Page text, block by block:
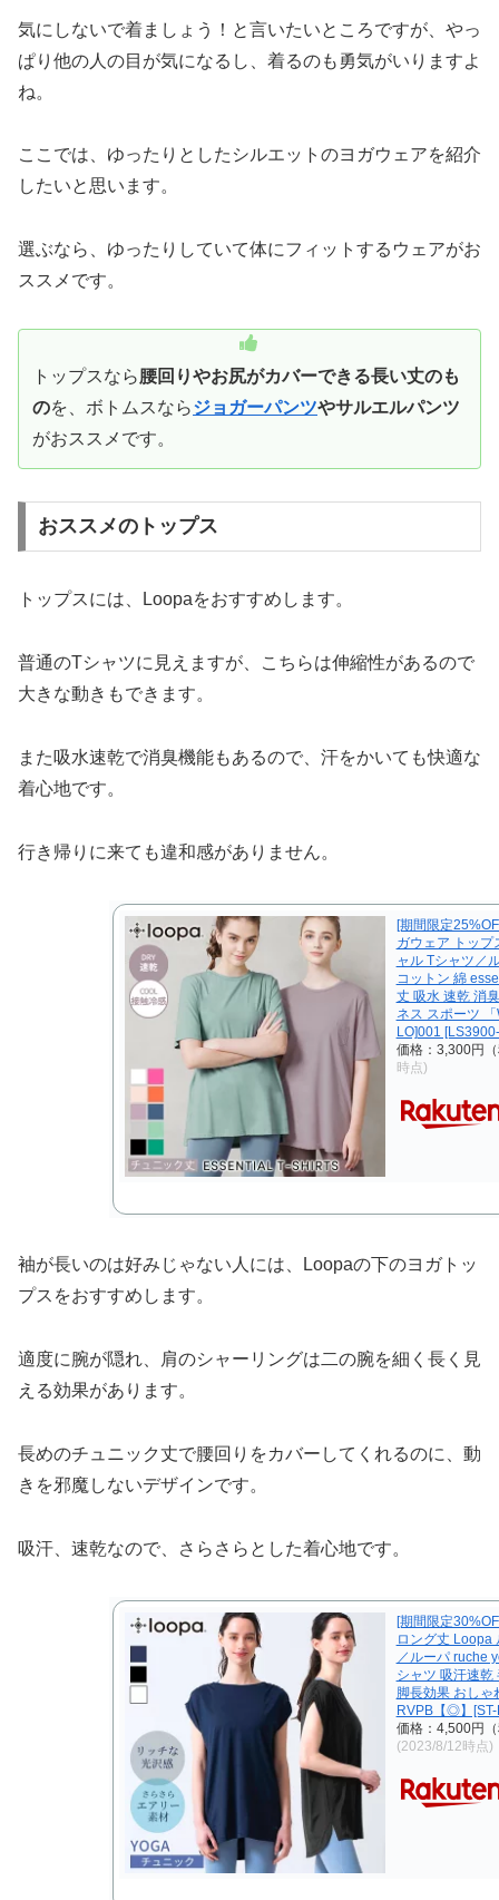
気にしないで着ましょう！と言いたいところですが、やっ
ぱり他の人の目が気になるし、着るのも勇気がいりますよ
ね。
ここでは、ゆったりとしたシルエットのヨガウェアを紹介
したいと思います。
選ぶなら、ゆったりしていて体にフィットするウェアがお
ススメです。
トップスなら腰回りやお尻がカバーできる長い丈のも
のを、ボトムスならジョガーパンツやサルエルパンツ
がおススメです。
おススメのトップス
トップスには、Loopaをおすすめします。
普通のTシャツに見えますが、こちらは伸縮性があるので
大きな動きもできます。
また吸水速乾で消臭機能もあるので、汗をかいても快適な
着心地です。
行き帰りに来ても違和感がありません。
[期間限定
ガウェア トップ
ャル Tシャツ／
コットン 綿
丈 吸水 速乾 消
ネス スポーツ
LO]001
価格：3,300円
時点)
袖が長いのは好みじゃない人には、Loopaの下のヨガトッ
プスをおすすめします。
適度に腕が隠れ、肩のシャーリングは二の腕を細く長く見
える効果があります。
長めのチュニック丈で腰回りをカバーしてくれるのに、動
きを邪魔しないデザインです。
吸汗、速乾なので、さらさらとした着心地です。
[期間限定
ロング丈 Loopa
／ルーパ ruche
シャツ 吸汗速乾
脚長効果 おしゃ
RVPB【◎】
価格：4,500円
(2023/8/12時点)